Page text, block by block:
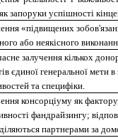
запоруки успішності
«підвищених
або неякісного
залучення кількох
єдиної генеральної мети
та специфіки.
консорціуму як
фандрайзингу;
партнерами за